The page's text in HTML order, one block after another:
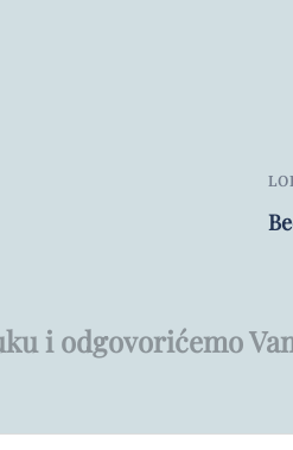
i odgovorićemo